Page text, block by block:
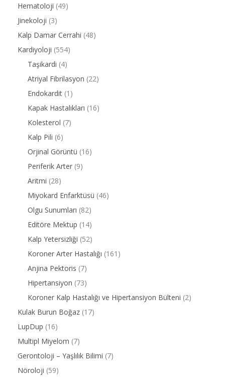
Hematoloji (49)
Jinekoloji (3)
Kalp Damar Cerrahi (48)
Kardiyoloji (554)
Taşikardi (4)
Atriyal Fibrilasyon (22)
Endokardit (1)
Kapak Hastalıkları (16)
Kolesterol (7)
Kalp Pili (6)
Orjinal Görüntü (16)
Periferik Arter (9)
Aritmi (28)
Miyokard Enfarktüsü (46)
Olgu Sunumları (82)
Editöre Mektup (14)
Kalp Yetersizliği (52)
Koroner Arter Hastalığı (161)
Anjina Pektoris (7)
Hipertansiyon (73)
Koroner Kalp Hastalığı ve Hipertansiyon Bülteni (2)
Kulak Burun Boğaz (17)
LupDup (16)
Multipl Miyelom (7)
Gerontoloji – Yaşlılık Bilimi (7)
Nöroloji (59)